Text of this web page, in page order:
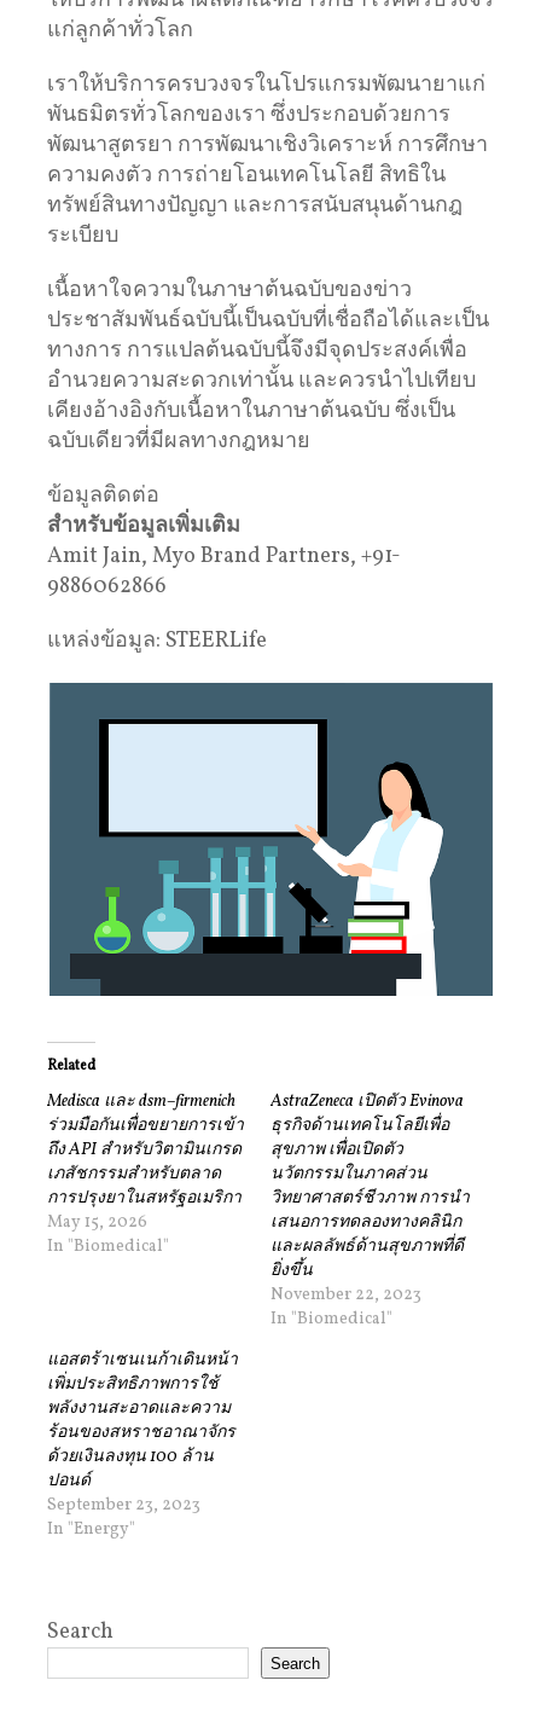
แก่ลูกค้าทั่วโลก
เราให้บริการครบวงจรในโปรแกรมพัฒนายาแก่
พันธมิตรทั่วโลกของเรา ซึ่งประกอบด้วยการ
พัฒนาสูตรยา การพัฒนาเชิงวิเคราะห์ การศึกษา
ความคงตัว การถ่ายโอนเทคโนโลยี สิทธิใน
ทรัพย์สินทางปัญญา และการสนับสนุนด้านกฎ
ระเบียบ
เนื้อหาใจความในภาษาต้นฉบับของข่าว
ประชาสัมพันธ์ฉบับนี้เป็นฉบับที่เชื่อถือได้และเป็น
ทางการ การแปลต้นฉบับนี้จึงมีจุดประสงค์เพื่อ
อำนวยความสะดวกเท่านั้น และควรนำไปเทียบ
เคียงอ้างอิงกับเนื้อหาในภาษาต้นฉบับ ซึ่งเป็น
ฉบับเดียวที่มีผลทางกฎหมาย
ข้อมูลติดต่อ
สำหรับข้อมูลเพิ่มเติม
Amit Jain, Myo Brand Partners, +91-
9886062866
แหล่งข้อมูล: STEERLife
Related
Medisca และ dsm–firmenich
ร่วมมือกันเพื่อขยายการเข้า
ถึง API สำหรับวิตามินเกรด
เภสัชกรรมสำหรับตลาด
การปรุงยาในสหรัฐอเมริกา
May 15, 2026
In "Biomedical"
AstraZeneca เปิดตัว Evinova
ธุรกิจด้านเทคโนโลยีเพื่อ
สุขภาพ เพื่อเปิดตัว
นวัตกรรมในภาคส่วน
วิทยาศาสตร์ชีวภาพ การนำ
เสนอการทดลองทางคลินิก
และผลลัพธ์ด้านสุขภาพที่ดี
ยิ่งขึ้น
November 22, 2023
In "Biomedical"
แอสตร้าเซนเนก้าเดินหน้า
เพิ่มประสิทธิภาพการใช้
พลังงานสะอาดและความ
ร้อนของสหราชอาณาจักร
ด้วยเงินลงทุน 100 ล้าน
ปอนด์
September 23, 2023
In "Energy"
Search
Search